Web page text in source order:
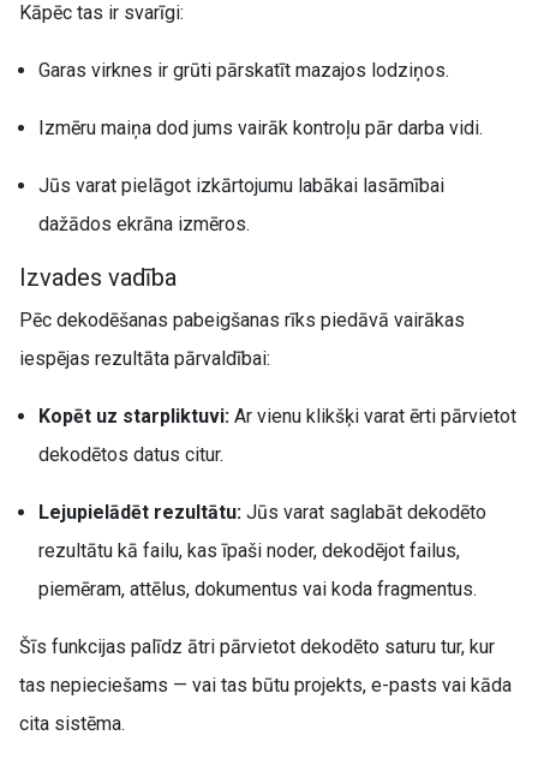
Kāpēc tas ir svarīgi:
Garas virknes ir grūti pārskatīt mazajos lodziņos.
Izmēru maiņa dod jums vairāk kontroļu pār darba vidi.
Jūs varat pielāgot izkārtojumu labākai lasāmībai
dažādos ekrāna izmēros.
Izvades vadība
Pēc dekodēšanas pabeigšanas rīks piedāvā vairākas
iespējas rezultāta pārvaldībai:
Kopēt uz starpliktuvi: Ar vienu klikšķi varat ērti pārvietot
dekodētos datus citur.
Lejupielādēt rezultātu: Jūs varat saglabāt dekodēto
rezultātu kā failu, kas īpaši noder, dekodējot failus,
piemēram, attēlus, dokumentus vai koda fragmentus.
Šīs funkcijas palīdz ātri pārvietot dekodēto saturu tur, kur
tas nepieciešams — vai tas būtu projekts, e-pasts vai kāda
cita sistēma.